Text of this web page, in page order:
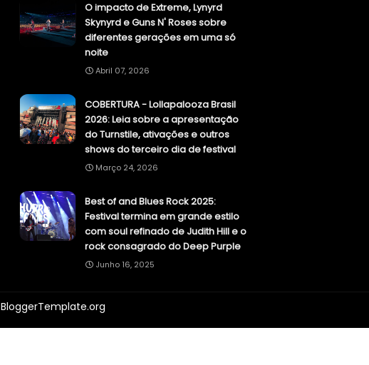
O impacto de Extreme, Lynyrd
Skynyrd e Guns N' Roses sobre
diferentes gerações em uma só
noite
Abril 07, 2026
COBERTURA - Lollapalooza Brasil
2026: Leia sobre a apresentação
do Turnstile, ativações e outros
shows do terceiro dia de festival
Março 24, 2026
Best of and Blues Rock 2025:
Festival termina em grande estilo
com soul refinado de Judith Hill e o
rock consagrado do Deep Purple
Junho 16, 2025
BloggerTemplate.org